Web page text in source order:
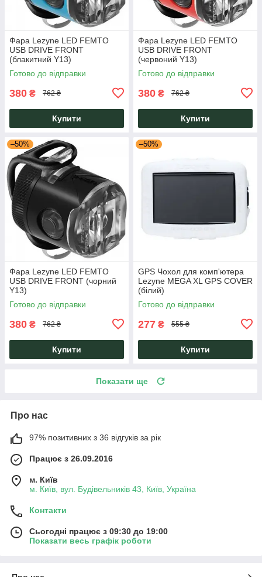
Фара Lezyne LED FEMTO
USB DRIVE FRONT
(блакитний Y13)
Готово до відправки
380 ₴ 762 ₴
Купити
Фара Lezyne LED FEMTO
USB DRIVE FRONT
(червоний Y13)
Готово до відправки
380 ₴ 762 ₴
Купити
–50%
Фара Lezyne LED FEMTO
USB DRIVE FRONT (чорний
Y13)
Готово до відправки
380 ₴ 762 ₴
Купити
–50%
GPS Чохол для комп'ютера
Lezyne MEGA XL GPS COVER
(білий)
Готово до відправки
277 ₴ 555 ₴
Купити
Показати ще
Про нас
97% позитивних з 36 відгуків за рік
Працює з 26.09.2016
м. Київ
м. Київ, вул. Будівельників 43, Київ, Україна
Контакти
Сьогодні працює з 09:30 до 19:00
Показати весь графік роботи